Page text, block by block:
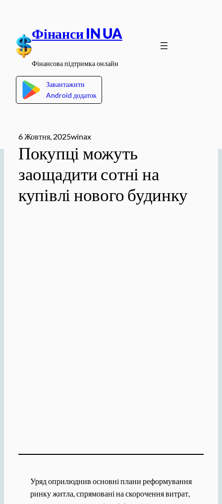
вмісту
Фінанси IN UA
Фінансова підтримка онлайн
Завантажити
Android додаток
6 Жовтня, 2025winax
Покупці можуть
заощадити сотні на
купівлі нового будинку
Уряд оприлюднив основні плани реформування
ринку житла, спрямовані на скорочення витрат,